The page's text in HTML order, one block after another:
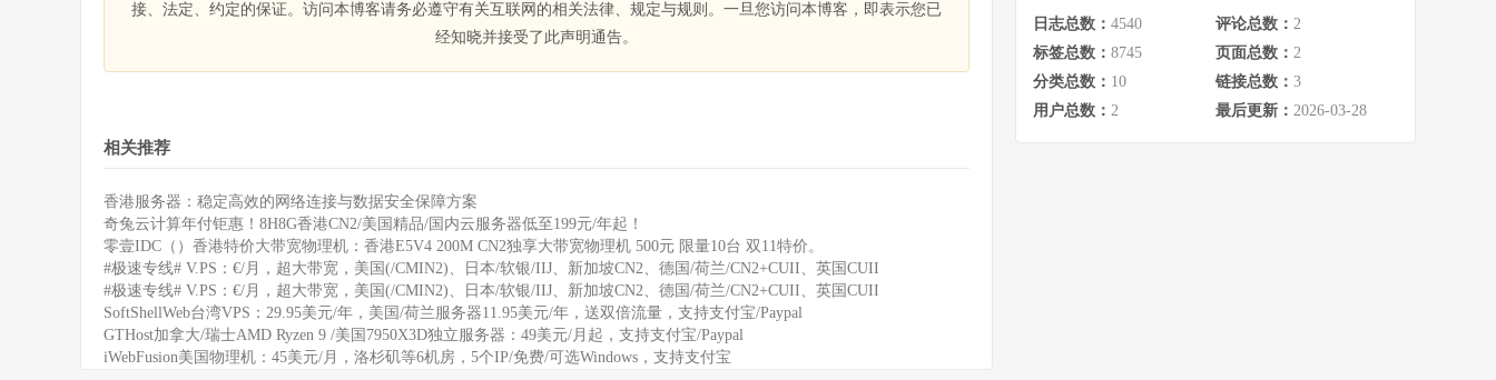
接、法定、约定的保证。访问本博客请务必遵守有关互联网的相关法律、规定与规则。一旦您访问本博客，即表示您已
经知晓并接受了此声明通告。
相关推荐
香港服务器：稳定高效的网络连接与数据安全保障方案
奇兔云计算年付钜惠！8H8G香港CN2/美国精品/国内云服务器低至199元/年起！
零壹IDC（）香港特价大带宽物理机：香港E5V4 200M CN2独享大带宽物理机 500元 限量10台 双11特价。
#极速专线# V.PS：€/月，超大带宽，美国(/CMIN2)、日本/软银/IIJ、新加坡CN2、德国/荷兰/CN2+CUII、英国CUII
#极速专线# V.PS：€/月，超大带宽，美国(/CMIN2)、日本/软银/IIJ、新加坡CN2、德国/荷兰/CN2+CUII、英国CUII
SoftShellWeb台湾VPS：29.95美元/年，美国/荷兰服务器11.95美元/年，送双倍流量，支持支付宝/Paypal
GTHost加拿大/瑞士AMD Ryzen 9 /美国7950X3D独立服务器：49美元/月起，支持支付宝/Paypal
iWebFusion美国物理机：45美元/月，洛杉矶等6机房，5个IP/免费/可选Windows，支持支付宝
日志总数： 4540 评论总数： 2
标签总数： 8745 页面总数： 2
分类总数： 10 链接总数： 3
用户总数： 2 最后更新： 2026-03-28